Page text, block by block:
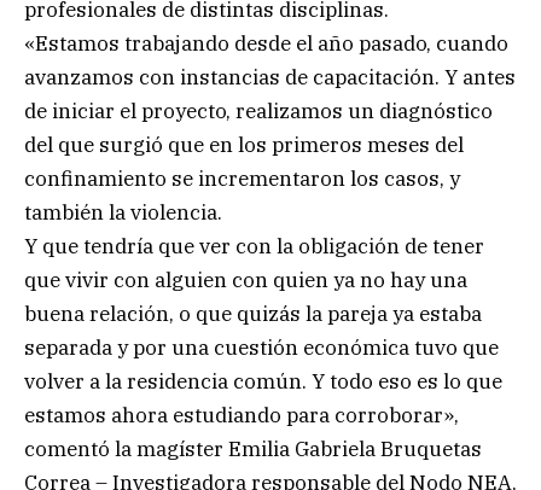
profesionales de distintas disciplinas.
«Estamos trabajando desde el año pasado, cuando
avanzamos con instancias de capacitación. Y antes
de iniciar el proyecto, realizamos un diagnóstico
del que surgió que en los primeros meses del
confinamiento se incrementaron los casos, y
también la violencia.
Y que tendría que ver con la obligación de tener
que vivir con alguien con quien ya no hay una
buena relación, o que quizás la pareja ya estaba
separada y por una cuestión económica tuvo que
volver a la residencia común. Y todo eso es lo que
estamos ahora estudiando para corroborar»,
comentó la magíster Emilia Gabriela Bruquetas
Correa – Investigadora responsable del Nodo NEA,